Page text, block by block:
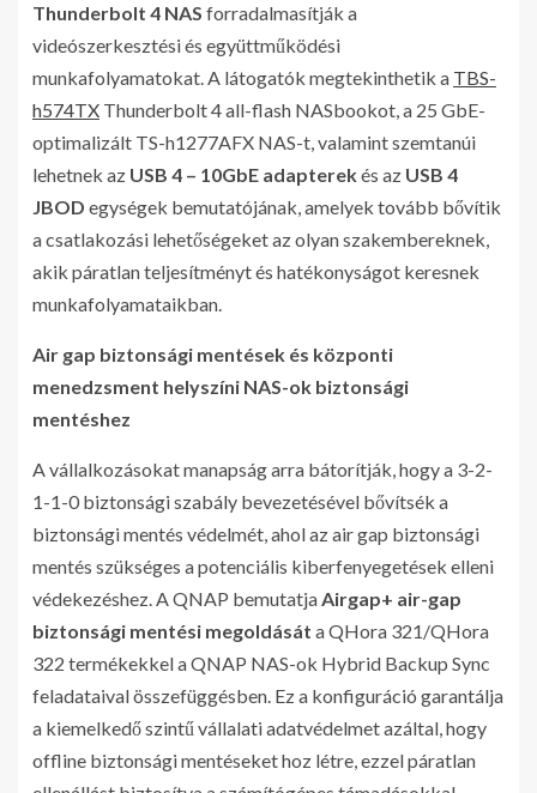
Thunderbolt 4 NAS forradalmasítják a
videószerkesztési és együttműködési
munkafolyamatokat. A látogatók megtekinthetik a TBS-
h574TX Thunderbolt 4 all-flash NASbookot, a 25 GbE-
optimalizált TS-h1277AFX NAS-t, valamint szemtanúi
lehetnek az USB 4 – 10GbE adapterekés az USB 4
JBOD egységek bemutatójának, amelyek tovább bővítik
a csatlakozási lehetőségeket az olyan szakembereknek,
akik páratlan teljesítményt és hatékonyságot keresnek
munkafolyamataikban.
Air gap biztonsági mentések és központi
menedzsment helyszíni NAS-ok biztonsági
mentéshez
A vállalkozásokat manapság arra bátorítják, hogy a 3-2-
1-1-0 biztonsági szabály bevezetésével bővítsék a
biztonsági mentés védelmét, ahol az air gap biztonsági
mentés szükséges a potenciális kiberfenyegetések elleni
védekezéshez. A QNAP bemutatjaAirgap+ air-gap
biztonsági mentési megoldását a QHora 321/QHora
322 termékekkel a QNAP NAS-ok Hybrid Backup Sync
feladataival összefüggésben. Ez a konfiguráció garantálja
a kiemelkedő szintű vállalati adatvédelmet azáltal, hogy
offline biztonsági mentéseket hoz létre, ezzel páratlan